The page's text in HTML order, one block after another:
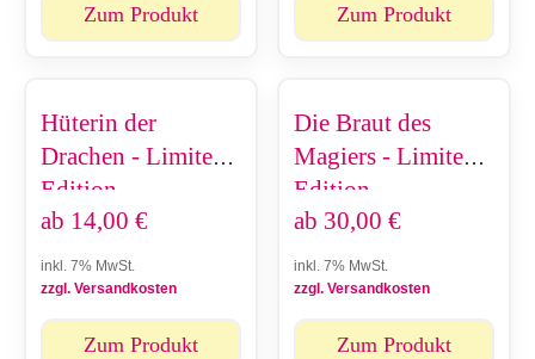
Zum Produkt Zum Produkt
Hüterin der
Drachen - Limited
Edition
ab 14,00 €
inkl. 7% MwSt.
zzgl. Versandkosten
Zum Produkt
Die Braut des
Magiers - Limited
Edition
ab 30,00 €
inkl. 7% MwSt.
zzgl. Versandkosten
Zum Produkt